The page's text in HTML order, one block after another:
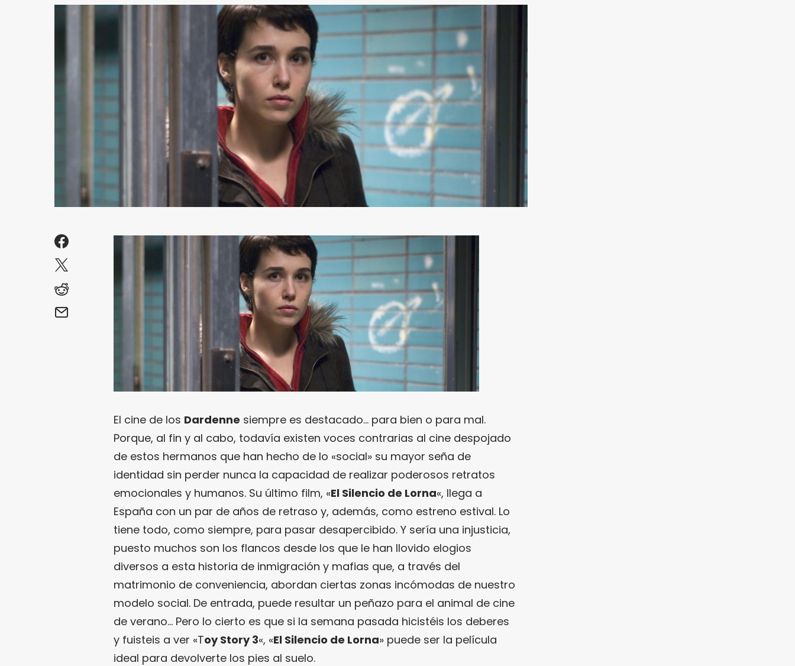
El cine de los Dardenne siempre es destacado… para bien o para mal.
Porque, al fin y al cabo, todavía existen voces contrarias al cine despojado
de estos hermanos que han hecho de lo «social» su mayor seña de
identidad sin perder nunca la capacidad de realizar poderosos retratos
emocionales y humanos. Su último film, «El Silencio de Lorna«, llega a
España con un par de años de retraso y, además, como estreno estival. Lo
tiene todo, como siempre, para pasar desapercibido. Y sería una injusticia,
puesto muchos son los flancos desde los que le han llovido elogios
diversos a esta historia de inmigración y mafias que, a través del
matrimonio de conveniencia, abordan ciertas zonas incómodas de nuestro
modelo social. De entrada, puede resultar un peñazo para el animal de cine
de verano… Pero lo cierto es que si la semana pasada hicistéis los deberes
y fuisteis a ver «Toy Story 3«, «El Silencio de Lorna» puede ser la película
ideal para devolverte los pies al suelo.